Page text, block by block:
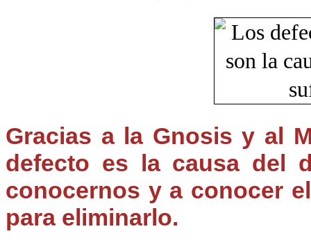
Gracias a la Gnosis y al
defecto es la causa del
conocernos y a conocer
para eliminarlo.